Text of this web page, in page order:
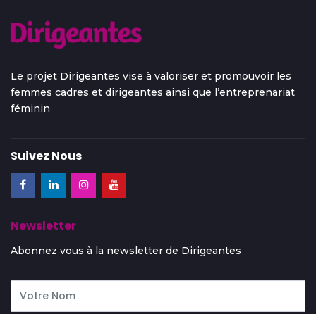
Le projet Dirigeantes vise à valoriser et promouvoir les
femmes cadres et dirigeantes ainsi que l’entreprenariat
féminin
Suivez Nous
Newsletter
Abonnez vous à la newsletter de Dirigeantes